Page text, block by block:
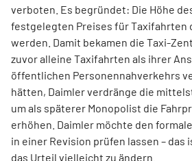
verboten. Es begründet: Die Höhe
festgelegten Preises für Taxifahrten
werden. Damit bekamen die Taxi-
zuvor alleine Taxifahrten als ihrer
öffentlichen Personennahverkehrs
hätten, Daimler verdränge die
um als späterer Monopolist die
erhöhen. Daimler möchte den
in einer Revision prüfen lassen – das
das Urteil vielleicht zu ändern.